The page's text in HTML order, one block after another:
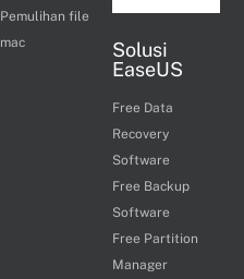
Pemulihan file
mac
Solusi
EaseUS
Free Data
Recovery
Software
Free Backup
Software
Free Partition
Manager